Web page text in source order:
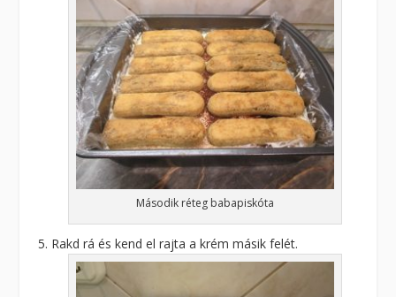
Második réteg babapiskóta
Rakd rá és kend el rajta a krém másik felét.